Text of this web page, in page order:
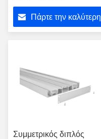
σχεδιαγράμματος
σχεδιάγραμμα αργιλίου
οριζόντων ελαφρύ
Πάρτε την καλύτερη
Συμμετρικός διπλός